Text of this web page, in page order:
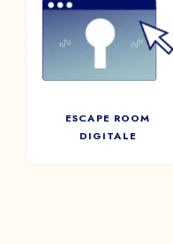
ESCAPE ROOM
DIGITALE
I giocatori dovranno cercare,
aprire forzieri, scoprire
nuove stanze e risolvere una
serie di enigmi in un tempo